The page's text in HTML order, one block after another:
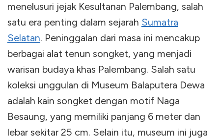
menelusuri jejak Kesultanan Palembang, salah
satu era penting dalam sejarah Sumatra
Selatan. Peninggalan dari masa ini mencakup
berbagai alat tenun songket, yang menjadi
warisan budaya khas Palembang. Salah satu
koleksi unggulan di Museum Balaputera Dewa
adalah kain songket dengan motif Naga
Besaung, yang memiliki panjang 6 meter dan
lebar sekitar 25 cm. Selain itu, museum ini juga